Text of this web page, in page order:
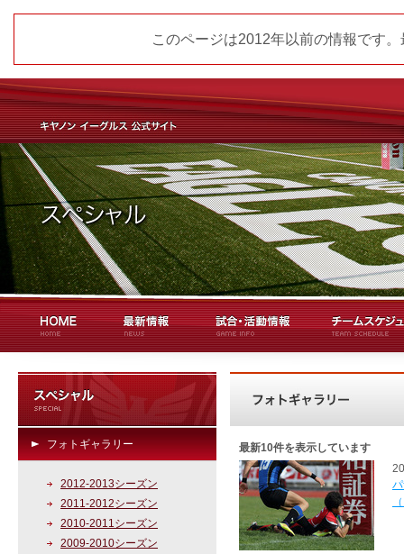
このページは2012年以前の情報です
フォトギャラリー
2012-2013シーズン
2011-2012シーズン
2010-2011シーズン
2009-2010シーズン
最新10件を表示しています